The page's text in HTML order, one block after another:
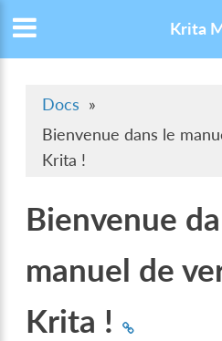
Krita
Docs »
Bienvenue dans le
Krita !
Bienvenue
manuel de
Krita !